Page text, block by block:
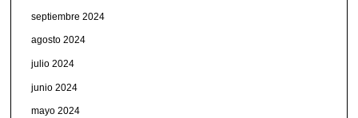
septiembre 2024
agosto 2024
julio 2024
junio 2024
mayo 2024